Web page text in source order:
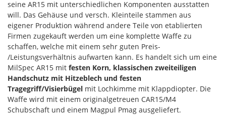
seine AR15 mit unterschiedlichen Komponenten ausstatten
will. Das Gehäuse und versch. Kleinteile stammen aus
eigener Produktion während andere Teile von etablierten
Firmen zugekauft werden um eine komplette Waffe zu
schaffen, welche mit einem sehr guten Preis-
/Leistungsverhältnis aufwarten kann. Es handelt sich um eine
MilSpec AR15 mit festen Korn, klassischen zweiteiligen
Handschutz mit Hitzeblech und festen
Tragegriff/Visierbügel mit Lochkimme mit Klappdiopter. Die
Waffe wird mit einem originalgetreuen CAR15/M4
Schubschaft und einem Magpul Pmag ausgeliefert.